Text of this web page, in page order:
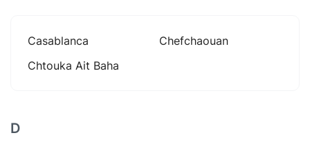
Casablanca
Chefchaouan
Chtouka Ait Baha
D